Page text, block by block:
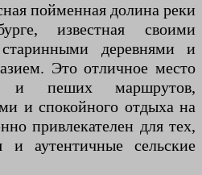
пойменная долина реки
известная своими
деревнями и
Это отличное место
и пеших маршрутов,
и спокойного отдыха на
привлекателен для тех,
аутентичные сельские